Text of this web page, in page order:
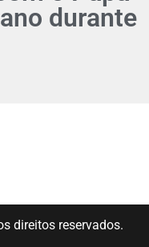
durante
direitos reservados.